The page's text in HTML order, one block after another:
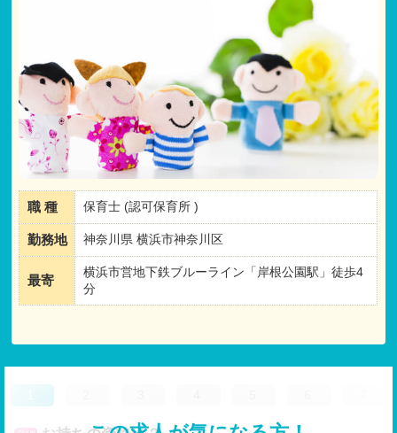
職 種 保育士 (認可保育所 )
勤務地 神奈川県 横浜市神奈川区
最寄
横浜市営地下鉄ブルーライン「岸根公園駅」徒歩4
分